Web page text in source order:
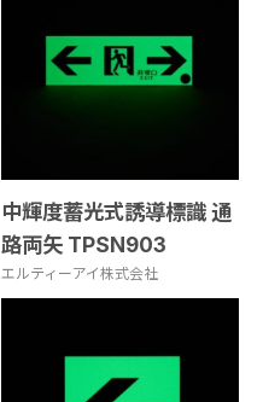
中輝度蓄光式誘導標識 通
路両矢 TPSN903
エルティーアイ株式会社